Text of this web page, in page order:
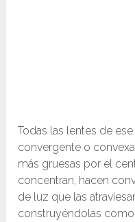
Todas las lentes de
convergente o
más gruesas por el
concentran, hacen
de luz que las
construyéndolas